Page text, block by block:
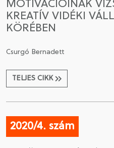
MOTIVÁCIÓINAK
KREATÍV VIDÉKI
KÖRÉBEN
Csurgó Bernadett
TELJES CIKK
2020/4. szám